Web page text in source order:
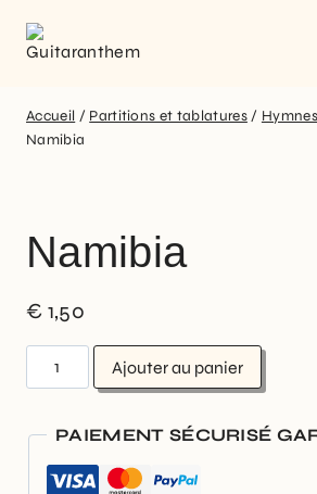
Accueil / Partitions et tablatures /
Namibia
Namibia
€ 1,50
Ajouter au panier
PAIEMENT SÉCURISÉ